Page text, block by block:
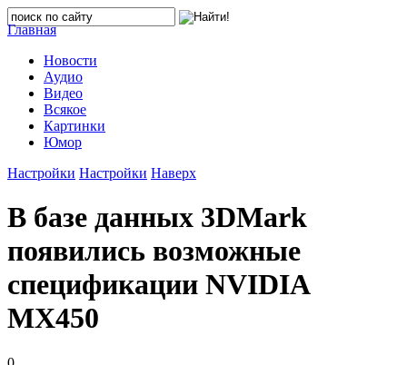
Главная
Новости
Аудио
Видео
Всякое
Картинки
Юмор
Настройки Настройки Наверх
В базе данных 3DMark
появились возможные
спецификации NVIDIA
MX450